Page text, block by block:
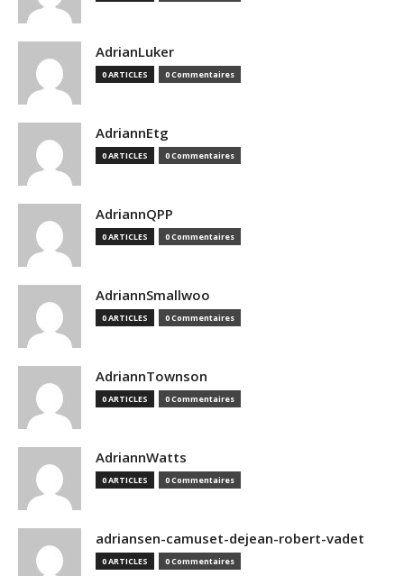
AdrianLuker
0 ARTICLES 0 Commentaires
AdriannEtg
0 ARTICLES 0 Commentaires
AdriannQPP
0 ARTICLES 0 Commentaires
AdriannSmallwoo
0 ARTICLES 0 Commentaires
AdriannTownson
0 ARTICLES 0 Commentaires
AdriannWatts
0 ARTICLES 0 Commentaires
adriansen-camuset-dejean-robert-vadet
0 ARTICLES 0 Commentaires